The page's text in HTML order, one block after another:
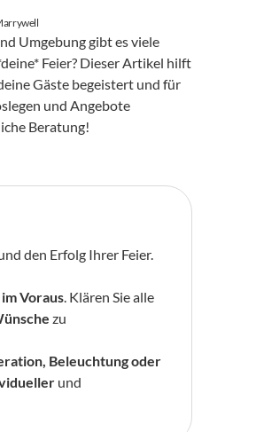
Umgebung gibt es viele
Feier? Dieser Artikel hilft
Gäste begeistert und für
und Angebote
Beratung!
den Erfolg Ihrer Feier.
Voraus. Klären Sie alle
zu
Beleuchtung oder